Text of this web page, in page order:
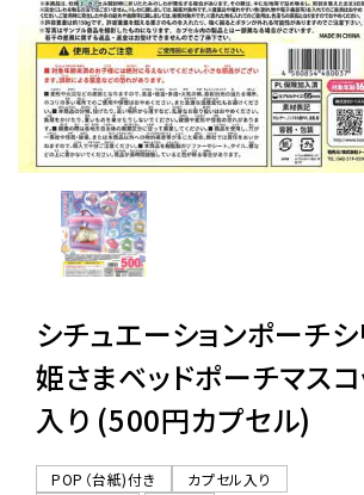
販促用カプセルトイ
よくあるご質問
06-6282-7659
シチュエーションポーチシ
姫さまベッドポーチマス
入り (500円カプセル)
POP（台紙)付き
カプセル入り